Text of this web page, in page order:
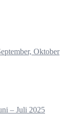
Oktober
– Juli 2025